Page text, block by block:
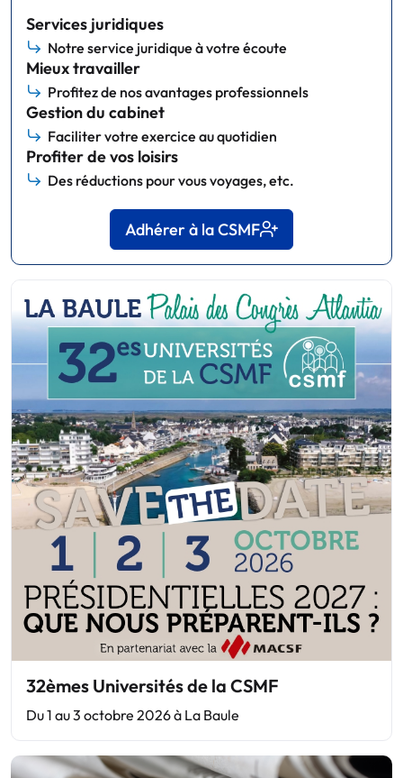
Services juridiques
Notre service juridique à votre écoute
Mieux travailler
Profitez de nos avantages professionnels
Gestion du cabinet
Faciliter votre exercice au quotidien
Profiter de vos loisirs
Des réductions pour vous voyages, etc.
Adhérer à la CSMF
32èmes Universités de la CSMF
Du 1 au 3 octobre 2026 à La Baule